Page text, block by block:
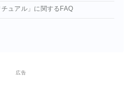
チュアル」に関するFAQ
広告